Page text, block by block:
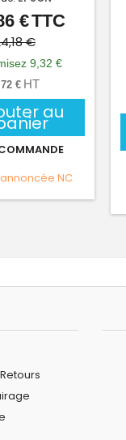
Prix
Prix
de
base
€TTC
€
9,32 €
€ HT
au
NC